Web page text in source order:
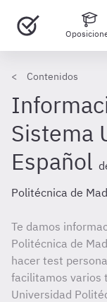
Contenidos
Sistema
Español
Politécnica de
Te damos
Politécnica de
hacer test
facilitamos varios
Universidad